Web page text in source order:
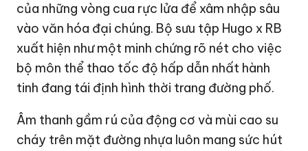
của những vòng cua rực lửa để xâm nhập sâu
vào văn hóa đại chúng. Bộ sưu tập Hugo x RB
xuất hiện như một minh chứng rõ nét cho việc
bộ môn thể thao tốc độ hấp dẫn nhất hành
tinh đang tái định hình thời trang đường phố.
Âm thanh gầm rú của động cơ và mùi cao su
cháy trên mặt đường nhựa luôn mang sức hút